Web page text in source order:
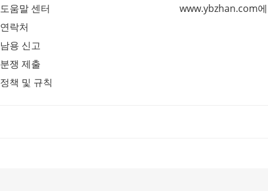
도움말 센터
연락처
남용 신고
분쟁 제출
정책 및 규칙
www.ybzhan.com